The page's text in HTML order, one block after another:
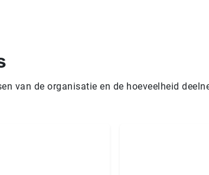
van de organisatie en de hoeveelheid